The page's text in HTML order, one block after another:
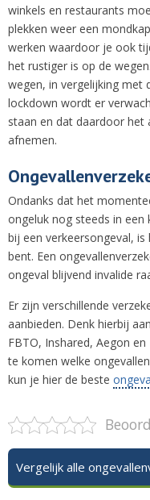
winkels en restaurants
plekken weer een
werken waardoor je ook
het rustiger is op de
wegen, in vergelijking met
lockdown wordt er
staan en dat daardoor het
afnemen.
Ondanks dat het
ongeluk nog steeds in
bij een verkeersongeval,
bent. Een
ongeval blijvend invalide
Er zijn verschillende
aanbieden. Denk hierbij
FBTO, Inshared, Aegon
te komen welke
kun je hier de beste
Vergelijk alle